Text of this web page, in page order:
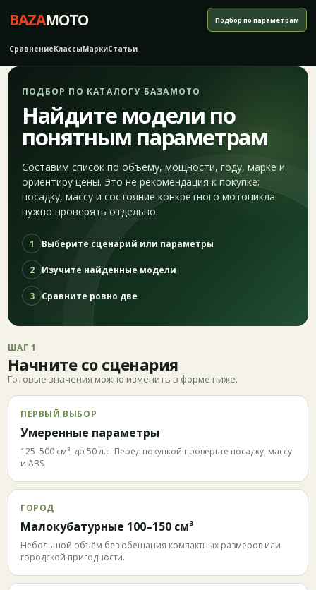
BAZAMOTO
СравнениеКлассыМаркиСтатьи
Подбор по параметрам
ПОДБОР ПО КАТАЛОГУ БАЗАМОТО
Найдите модели по
понятным параметрам
Составим список по объёму, мощности, году, марке и
ориентиру цены. Это не рекомендация к покупке:
посадку, массу и состояние конкретного мотоцикла
нужно проверять отдельно.
1 Выберите сценарий или параметры
2 Изучите найденные модели
3 Сравните ровно две
ШАГ 1
Начните со сценария
Готовые значения можно изменить в форме ниже.
ПЕРВЫЙ ВЫБОР
Умеренные параметры
125–500 см³, до 50 л.с. Перед покупкой проверьте посадку, массу
и ABS.
ГОРОД
Малокубатурные 100–150 см³
Небольшой объём без обещания компактных размеров или
городской пригодности.